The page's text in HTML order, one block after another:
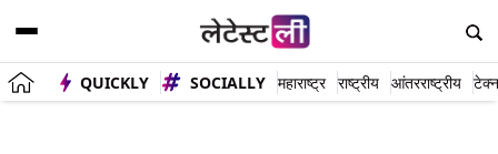
QUICKLY SOCIALLY महाराष्ट्र राष्ट्रीय आंतरराष्ट्रीय